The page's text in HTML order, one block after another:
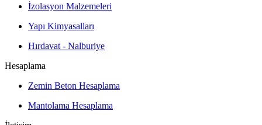
İzolasyon Malzemeleri
Yapı Kimyasalları
Hırdavat - Nalburiye
Hesaplama
Zemin Beton Hesaplama
Mantolama Hesaplama